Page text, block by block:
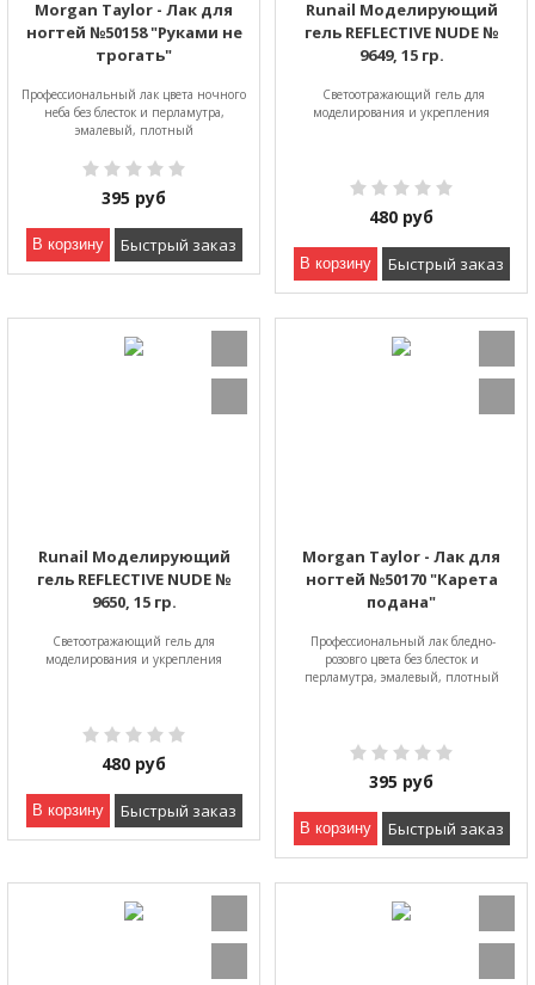
Morgan Taylor - Лак для
ногтей №50158 "Руками не
трогать"
Профессиональный лак цвета ночного
неба без блесток и перламутра,
эмалевый, плотный
395 руб
В корзину Быстрый заказ
Runail Моделирующий
гель REFLECTIVE NUDE №
9649, 15 гр.
Светоотражающий гель для
моделирования и укрепления
480 руб
В корзину Быстрый заказ
Runail Моделирующий
гель REFLECTIVE NUDE №
9650, 15 гр.
Светоотражающий гель для
моделирования и укрепления
480 руб
В корзину Быстрый заказ
Morgan Taylor - Лак для
ногтей №50170 "Карета
подана"
Профессиональный лак бледно-
розовго цвета без блесток и
перламутра, эмалевый, плотный
395 руб
В корзину Быстрый заказ